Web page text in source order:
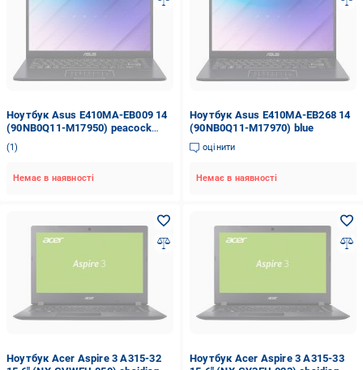
Ноутбук Asus E410MA-EB009 14
(90NB0Q11-M17950) peacock
blue
1
Немає в наявності
Ноутбук Asus E410MA-EB268 14
(90NB0Q11-M17970) blue
оцінити
Немає в наявності
Ноутбук Acer Aspire 3 A315-32
Ноутбук Acer Aspire 3 A315-33